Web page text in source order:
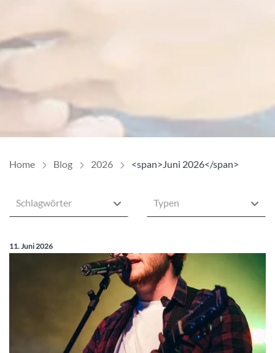
Home Blog 2026 <span>Juni 2026</span>
Schlagwörter Typen
Veröffentlicht am:
11. Juni 2026